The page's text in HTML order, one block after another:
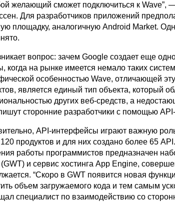
желающий сможет подключиться к Wave”,
Для разработчиков приложений
площадку, аналогичную Android Market.
вопрос: зачем Google создает еще
когда на рынке имеется немало таких
особенностью Wave, отличающей
является единый тип объекта, который
других веб-средств, а
сторонние разработчики с помощью
API-интерфейсы играют важную
продуктов и для них создано более 65
работы программистов предназначен
и сервис хостинга App Engine,
“Скоро в GWT появится новая
объем загружаемого кода и тем самым
специалист по взаимодействию со